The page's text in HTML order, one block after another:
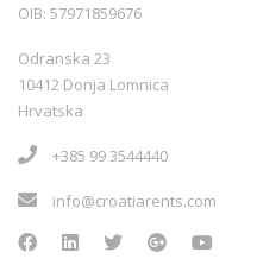
OIB: 57971859676
Odranska 23
10412 Donja Lomnica
Hrvatska
+385 99 3544440
info@croatiarents.com